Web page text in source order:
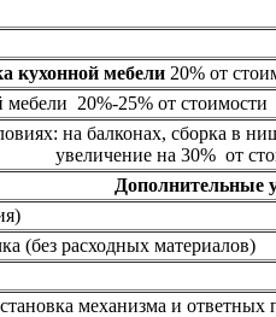
кухонной мебели20% от
20%-25% от стоимости
на балконах, сборка в
увеличение на 30% от
Дополнительные
(без расходных материалов)
механизма и ответных